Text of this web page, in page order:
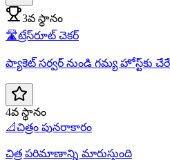
3వ స్థానం
🛣️ట్రేస్‌రూట్ చెకర్
ప్యాకెట్ సర్వర్ నుండి గమ్య హోస్ట్‌కు
4వ స్థానం
📐చిత్రం పునరాకారం
చిత్ర పరిమాణాన్ని మారుస్తుంది